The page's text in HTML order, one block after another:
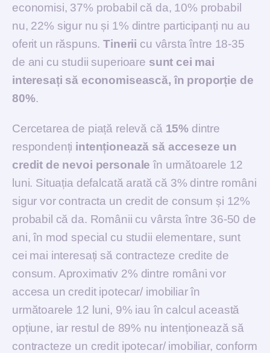
economisi, 37% probabil că da, 10% probabil
nu, 22% sigur nu și 1% dintre participanți nu au
oferit un răspuns.Tinerii cu vârsta între 18-35
de ani cu studii superioare sunt cei mai
interesați să economisească, în proporție de
80%.
Cercetarea de piață relevă că 15% dintre
respondenți intenționează să acceseze un
credit de nevoi personale în următoarele 12
luni. Situația defalcată arată că 3% dintre români
sigur vor contracta un credit de consum și 12%
probabil că da. Românii cu vârsta între 36-50 de
ani, în mod special cu studii elementare, sunt
cei mai interesați să contracteze credite de
consum. Aproximativ 2% dintre români vor
accesa un credit ipotecar/ imobiliar în
următoarele 12 luni, 9% iau în calcul această
opțiune, iar restul de 89% nu intenționează să
contracteze un credit ipotecar/ imobiliar, conform